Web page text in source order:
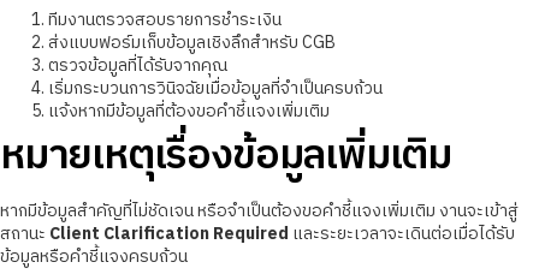
ทีมงานตรวจสอบรายการชำระเงิน
ส่งแบบฟอร์มเก็บข้อมูลเชิงลึกสำหรับ CGB
ตรวจข้อมูลที่ได้รับจากคุณ
เริ่มกระบวนการวินิจฉัยเมื่อข้อมูลที่จำเป็นครบถ้วน
แจ้งหากมีข้อมูลที่ต้องขอคำชี้แจงเพิ่มเติม
หมายเหตุเรื่องข้อมูลเพิ่มเติม
หากมีข้อมูลสำคัญที่ไม่ชัดเจน หรือจำเป็นต้องขอคำชี้แจงเพิ่มเติม งานจะเข้าสู่
สถานะ Client Clarification Required และระยะเวลาจะเดินต่อเมื่อได้รับ
ข้อมูลหรือคำชี้แจงครบถ้วน